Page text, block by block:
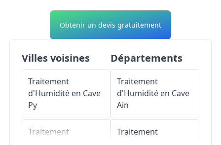
Obtenir un devis gratuitement
Villes voisines
Traitement
d'Humidité en Cave
Py
Traitement
Départements
Traitement
d'Humidité en Cave
Ain
Traitement